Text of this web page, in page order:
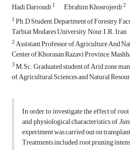
Hadi Darroudi1 Ebrahim Khosrojerdi2
1Ph.D Student, Department of Forestry,
Tarbiat Modares University, Nour, I.R. Iran
2Assistant Professor of Agriculture And
Center of Khorasan Razavi Province,
3M.Sc. Graduated student of Arid zone
of Agricultural Sciences and Natural
In order to investigate the effect of
and physiological characteristics of
experiment was carried out on
Treatments included root pruning